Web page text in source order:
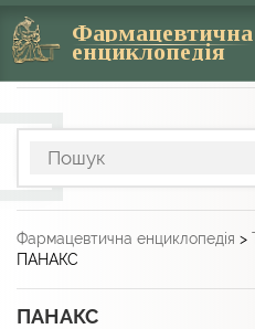
Фармацевтична
енциклопедія
Фармацевтична енциклопедія >
ПАНАКС
ПАНАКС